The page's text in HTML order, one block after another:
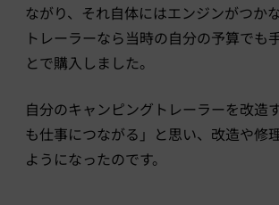
ながり、それ自体にはエンジンがつか
トレーラーなら当時の自分の予算でも
とで購入しました。
自分のキャンピングトレーラーを改造
も仕事につながる」と思い、改造や修
ようになったのです。